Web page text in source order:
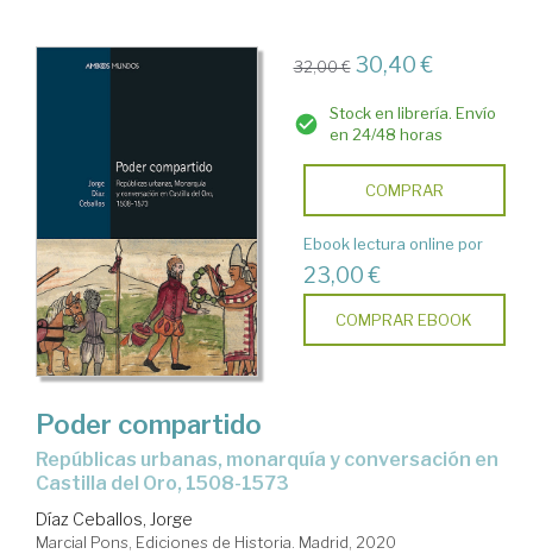
32,00 € 30,40 €
Stock en librería. Envío
en 24/48 horas
COMPRAR
Ebook lectura online por
23,00 €
COMPRAR EBOOK
Poder compartido
Repúblicas urbanas, monarquía y conversación en
Castilla del Oro, 1508-1573
Díaz Ceballos, Jorge
Marcial Pons, Ediciones de Historia. Madrid, 2020